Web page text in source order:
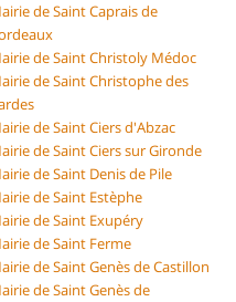
de Saint Caprais de
de Saint Christoly Médoc
de Saint Christophe des
de Saint Ciers d'Abzac
de Saint Ciers sur Gironde
de Saint Denis de Pile
de Saint Estèphe
de Saint Exupéry
de Saint Ferme
de Saint Genès de Castillon
de Saint Genès de